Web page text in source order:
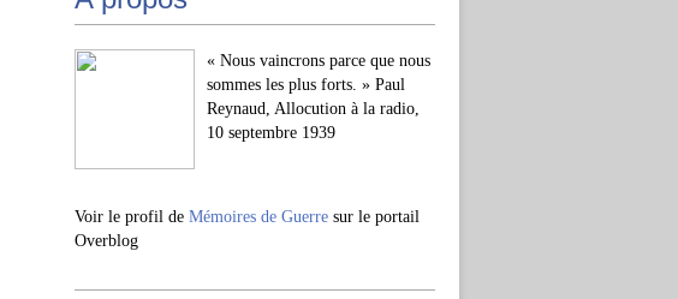
« Nous vaincrons parce que nous
sommes les plus forts. » Paul
Reynaud, Allocution à la radio,
10 septembre 1939
Voir le profil de Mémoires de Guerre sur le portail
Overblog